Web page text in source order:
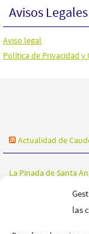
las
Avisos Legales
Aviso legal
Política de Privacidad y
Actualidad de
La Pinada de Santa
nuevos juegos para
La rápida